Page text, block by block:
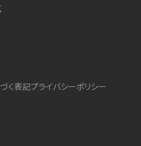
く表記プライバシーポリシー